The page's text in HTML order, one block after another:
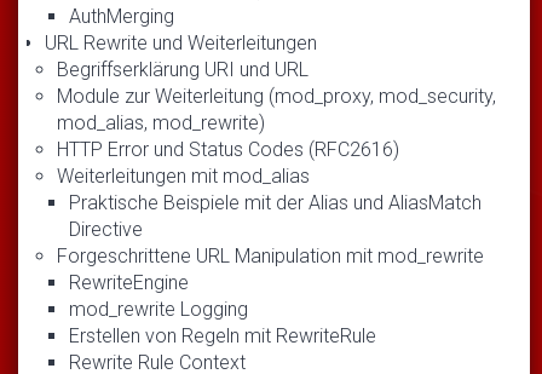
AuthMerging
URL Rewrite und Weiterleitungen
Begriffserklärung URI und URL
Module zur Weiterleitung (mod_proxy, mod_security,
mod_alias, mod_rewrite)
HTTP Error und Status Codes (RFC2616)
Weiterleitungen mit mod_alias
Praktische Beispiele mit der Alias und AliasMatch
Directive
Forgeschrittene URL Manipulation mit mod_rewrite
RewriteEngine
mod_rewrite Logging
Erstellen von Regeln mit RewriteRule
Rewrite Rule Context